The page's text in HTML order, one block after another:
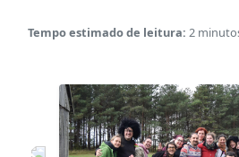
Tempo estimado de leitura: 2